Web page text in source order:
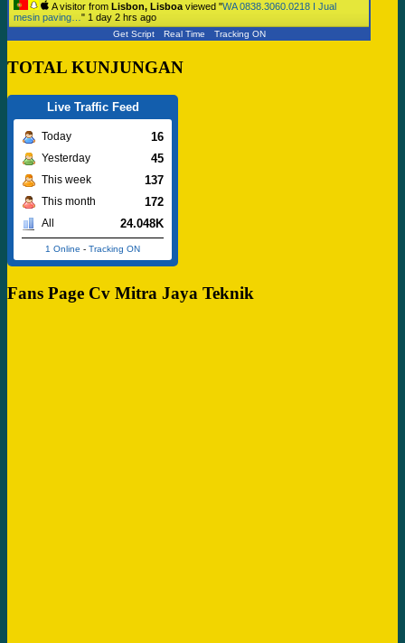
A visitor from Lisbon, Lisboa viewed "WA 0838.3060.0218 I Jual
mesin paving… " 1 day 2 hrs ago
Get Script Real Time Tracking ON
TOTAL KUNJUNGAN
Live Traffic Feed
Today 16
Yesterday 45
This week 137
This month 172
All 24.048K
1 Online - Tracking ON
Fans Page Cv Mitra Jaya Teknik